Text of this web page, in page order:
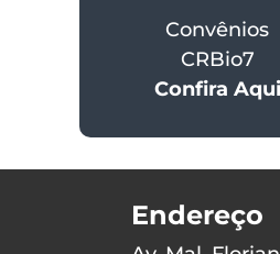
Convênios
CRBio7
Confira Aqui
Endereço